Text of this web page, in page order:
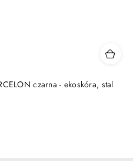
czarna - ekoskóra, stal